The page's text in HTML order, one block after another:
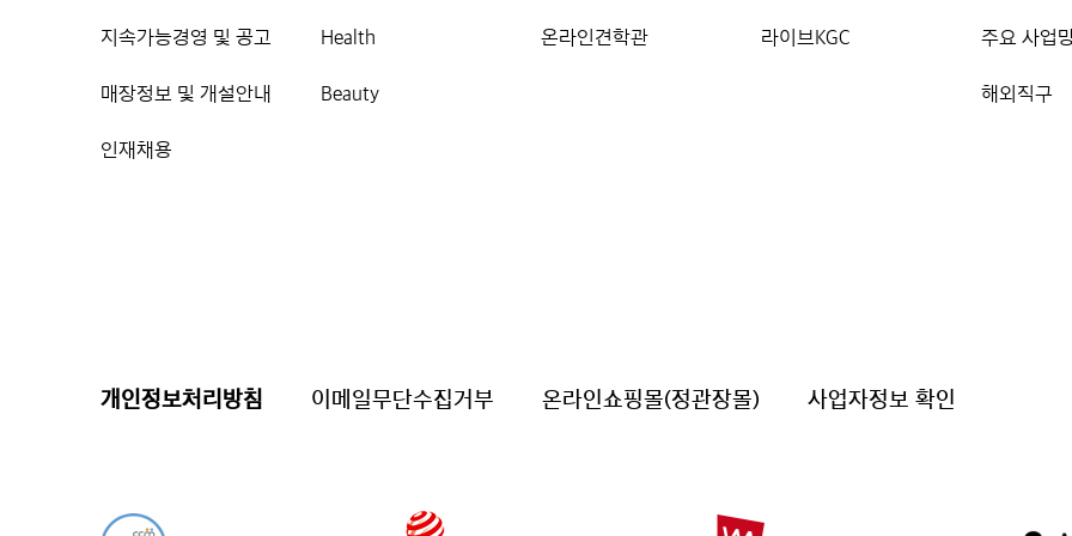
지속가능경영 및 공고
매장정보 및 개설안내
인재채용
Health
Beauty
온라인견학관 라이브KGC 주요 사업
해외직구
개인정보처리방침 이메일무단수집거부 온라인쇼핑몰(정관장몰) 사업자정보 확인